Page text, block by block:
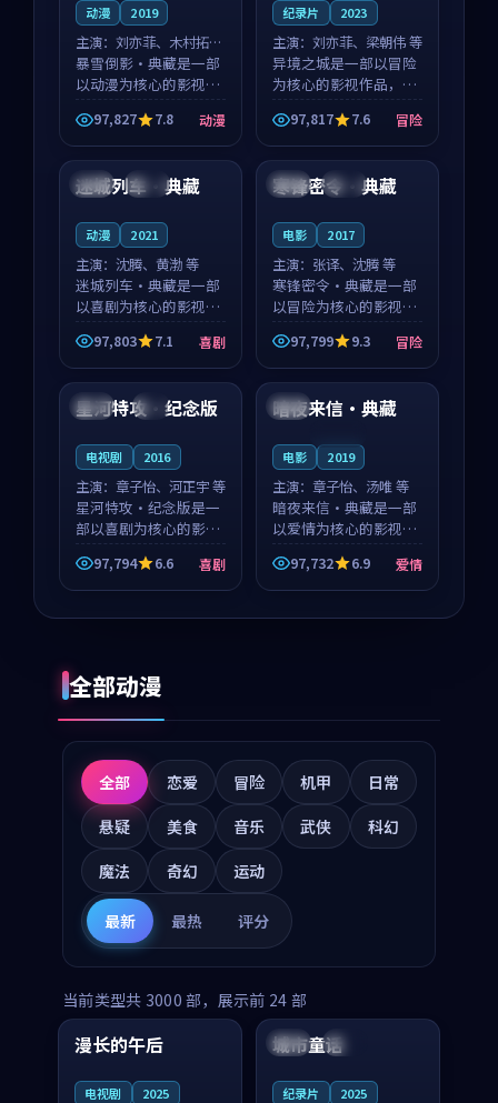
动漫 2019
主演： 刘亦菲、木村拓哉
等
暴雪倒影·典藏是一部
以动漫为核心的影视作
品，围绕危机、反转与
人物成长展开，整体节
奏紧凑，值得推荐观
看。
97,827 7.8 动漫
纪录片 2023
主演： 刘亦菲、梁朝伟 等
异境之城是一部以冒险
为核心的影视作品，围
绕危机、反转与人物成
长展开，整体节奏紧
凑，值得推荐观看。
97,817 7.6 冒险
英国 高分
迷城列车·典藏
动漫 2021
主演： 沈腾、黄渤 等
迷城列车·典藏是一部
以喜剧为核心的影视作
品，围绕危机、反转与
人物成长展开，整体节
奏紧凑，值得推荐观
97,803 7.1 喜剧
中国 独播
寒锋密令·典藏
电影 2017
主演： 张译、沈腾 等
寒锋密令·典藏是一部
以冒险为核心的影视作
品，围绕危机、反转与
人物成长展开，整体节
奏紧凑，值得推荐观
97,799 9.3 冒险
中国 4K
星河特攻·纪念版
电视剧 2016
主演： 章子怡、河正宇 等
星河特攻·纪念版是一
部以喜剧为核心的影视
作品，围绕危机、反转
与人物成长展开，整体
节奏紧凑，值得推荐观
97,794 6.6 喜剧
美国
暗夜来信·典藏
电影 2019
主演： 章子怡、汤唯 等
暗夜来信·典藏是一部
以爱情为核心的影视作
品，围绕危机、反转与
人物成长展开，整体节
奏紧凑，值得推荐观
97,732 6.9 爱情
全部动漫
全部 恋爱 冒险 机甲
日常
悬疑
美食 音乐 武侠
科幻
魔法
奇幻 运动
最新 最热 评分
当前类型共 3000 部，展示前 24 部
中国 高分
99:16
漫长的午后
电视剧 2025
美国 院线
城市童话
纪录片 2025